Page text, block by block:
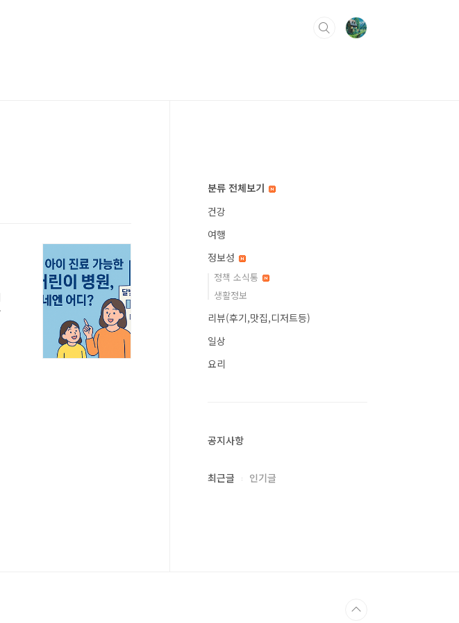
분류 전체보기
건강
여행
정보성
정책 소식통
생활정보
리뷰(후기,맛집,디저트등)
일상
요리
공지사항
최근글 인기글